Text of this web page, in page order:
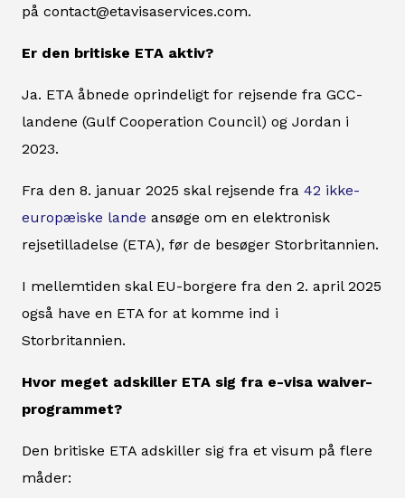
på contact@etavisaservices.com.
Er den britiske ETA aktiv?
Ja. ETA åbnede oprindeligt for rejsende fra GCC-
landene (Gulf Cooperation Council) og Jordan i
2023.
Fra den 8. januar 2025 skal rejsende fra 42 ikke-
europæiske lande ansøge om en elektronisk
rejsetilladelse (ETA), før de besøger Storbritannien.
I mellemtiden skal EU-borgere fra den 2. april 2025
også have en ETA for at komme ind i
Storbritannien.
Hvor meget adskiller ETA sig fra e-visa waiver-
programmet?
Den britiske ETA adskiller sig fra et visum på flere
måder: